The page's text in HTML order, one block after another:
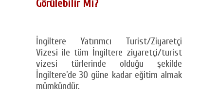
Görülebilir Mi?
İngiltere Yatırımcı Turist/Ziyaretçi
Vizesi ile tüm İngiltere ziyaretçi/turist
vizesi türlerinde olduğu şekilde
İngiltere’de 30 güne kadar eğitim almak
mümkündür.